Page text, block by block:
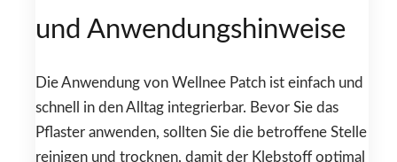
und Anwendungshinweise
Die Anwendung von Wellnee Patch ist einfach und
schnell in den Alltag integrierbar. Bevor Sie das
Pflaster anwenden, sollten Sie die betroffene Stelle
reinigen und trocknen, damit der Klebstoff optimal